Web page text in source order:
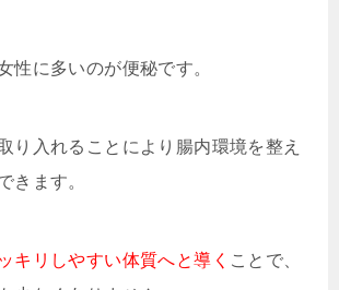
性に多いのが便秘です。
り入れることにより腸内環境を整え
きます。
キリしやすい体質へと導く ことで、